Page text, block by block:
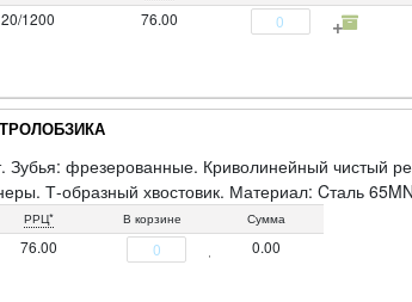
1200 76.00
фрезерованные. Криволинейный чистый
Т-образный хвостовик. Материал: Cталь
РРЦ* В корзине Сумма
76.00 0.00